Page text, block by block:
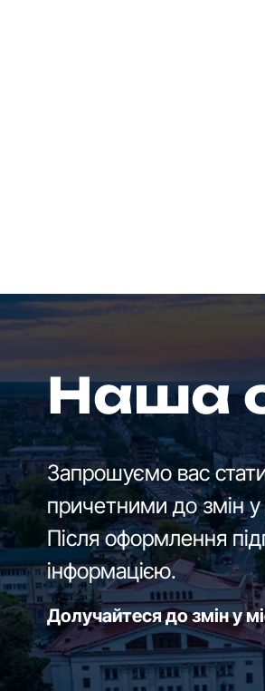
Наша
Запрошуємо вас
причетними до змін у
Після оформлення
інформацією.
Долучайтеся до змін у